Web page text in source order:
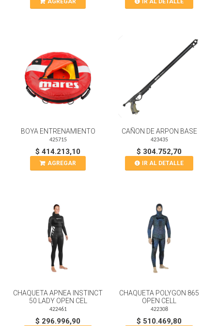
AGREGAR IR AL DETALLE
BOYA ENTRENAMIENTO
425715
$ 414.213,10
AGREGAR
CAÑON DE ARPON BASE
423435
$ 304.752,70
IR AL DETALLE
CHAQUETA APNEA INSTINCT
50 LADY OPEN CEL
422461
$ 296.996,90
CHAQUETA POLYGON 865
OPEN CELL
422308
$ 510.469,80